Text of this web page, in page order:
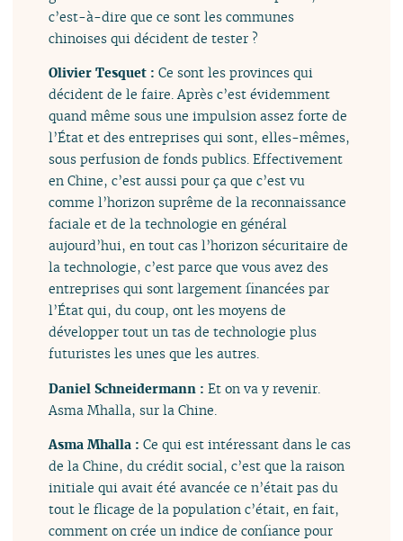
c’est-à-dire que ce sont les communes
chinoises qui décident de tester ?
Olivier Tesquet :Ce sont les provinces qui
décident de le faire. Après c’est évidemment
quand même sous une impulsion assez forte de
l’État et des entreprises qui sont, elles-mêmes,
sous perfusion de fonds publics. Effectivement
en Chine, c’est aussi pour ça que c’est vu
comme l’horizon suprême de la reconnaissance
faciale et de la technologie en général
aujourd’hui, en tout cas l’horizon sécuritaire de
la technologie, c’est parce que vous avez des
entreprises qui sont largement financées par
l’État qui, du coup, ont les moyens de
développer tout un tas de technologie plus
futuristes les unes que les autres.
Daniel Schneidermann :Et on va y revenir.
Asma Mhalla, sur la Chine.
Asma Mhalla :Ce qui est intéressant dans le cas
de la Chine, du crédit social, c’est que la raison
initiale qui avait été avancée ce n’était pas du
tout le flicage de la population c’était, en fait,
comment on crée un indice de confiance pour